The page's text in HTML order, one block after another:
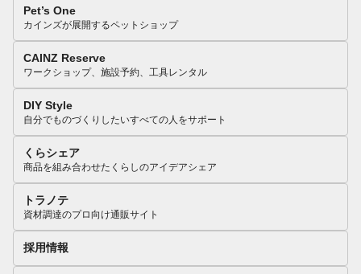
Pet’s One
カインズが展開するペットショップ
CAINZ Reserve
ワークショップ、施設予約、工具レンタル
DIY Style
自分でものづくりしたいすべての人をサポート
くらシェア
商品を組み合わせたくらしのアイデアシェア
トラノテ
資材調達のプロ向け通販サイト
採用情報